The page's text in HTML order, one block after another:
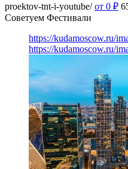
proektov-tnt-i-youtube/ от 0 ₽
Советуем Фестивали
https://kudamoscow.ru/
https://kudamoscow.ru/